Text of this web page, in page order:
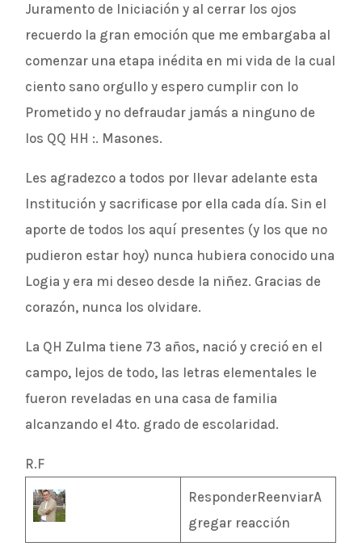
Juramento de Iniciación y al cerrar los ojos
recuerdo la gran emoción que me embargaba al
comenzar una etapa inédita en mi vida de la cual
ciento sano orgullo y espero cumplir con lo
Prometido y no defraudar jamás a ninguno de
los QQ HH :. Masones.
Les agradezco a todos por llevar adelante esta
Institución y sacrificase por ella cada día. Sin el
aporte de todos los aquí presentes (y los que no
pudieron estar hoy) nunca hubiera conocido una
Logia y era mi deseo desde la niñez. Gracias de
corazón, nunca los olvidare.
La QH Zulma tiene 73 años, nació y creció en el
campo, lejos de todo, las letras elementales le
fueron reveladas en una casa de familia
alcanzando el 4to. grado de escolaridad.
R.F
ResponderReenviarA
gregar reacción